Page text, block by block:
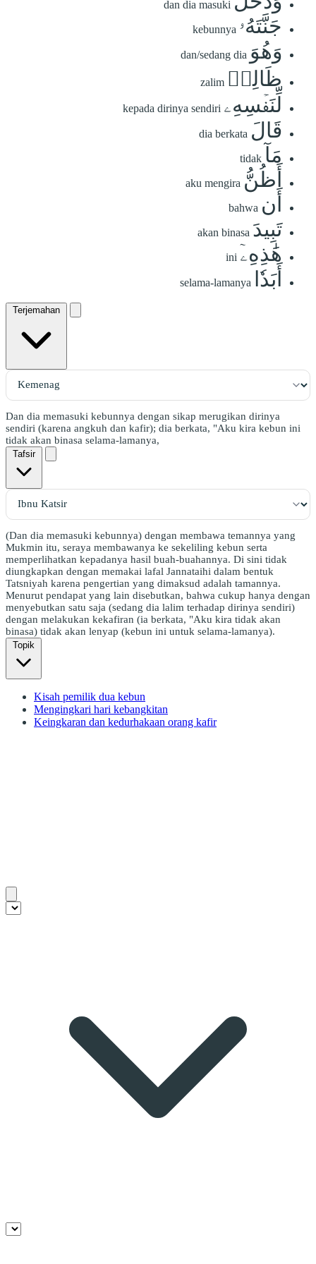
dan dia masuki
جَنَّتَهُۥ kebunnya
وَهُوَ dan/sedang dia
ظَالِمٞ zalim
لِّنَفۡسِهِۦ kepada dirinya sendiri
قَالَ dia berkata
مَآ tidak
أَظُنُّ aku mengira
أَن bahwa
تَبِيدَ akan binasa
هَٰذِهِۦٓ ini
أَبَدٗا selama-lamanya
Terjemahan
Dan dia memasuki kebunnya dengan sikap merugikan dirinya
sendiri (karena angkuh dan kafir); dia berkata, "Aku kira kebun ini
tidak akan binasa selama-lamanya,
Tafsir
(Dan dia memasuki kebunnya) dengan membawa temannya yang
Mukmin itu, seraya membawanya ke sekeliling kebun serta
memperlihatkan kepadanya hasil buah-buahannya. Di sini tidak
diungkapkan dengan memakai lafal Jannataihi dalam bentuk
Tatsniyah karena pengertian yang dimaksud adalah tamannya.
Menurut pendapat yang lain disebutkan, bahwa cukup hanya dengan
menyebutkan satu saja (sedang dia lalim terhadap dirinya sendiri)
dengan melakukan kekafiran (ia berkata, "Aku kira tidak akan
binasa) tidak akan lenyap (kebun ini untuk selama-lamanya).
Topik
Kisah pemilik dua kebun
Mengingkari hari kebangkitan
Keingkaran dan kedurhakaan orang kafir